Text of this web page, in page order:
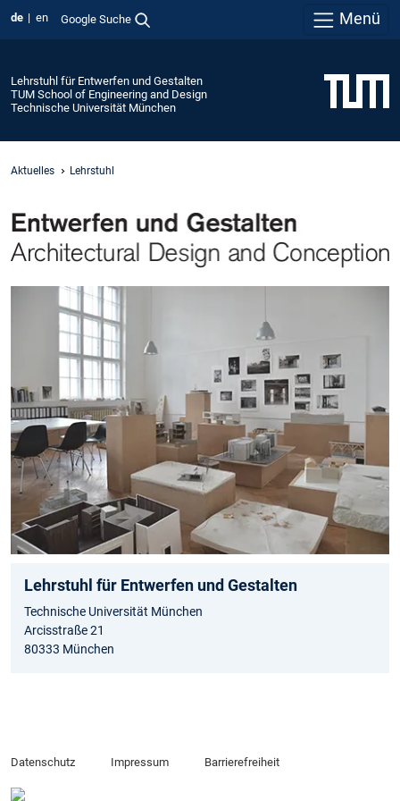
de en Google Suche Menü
Lehrstuhl für Entwerfen und Gestalten
TUM School of Engineering and Design
Technische Universität München
Aktuelles Lehrstuhl
Lehrstuhl für Entwerfen und Gestalten
Technische Universität München
Arcisstraße 21
80333 München
Datenschutz Impressum Barrierefreiheit